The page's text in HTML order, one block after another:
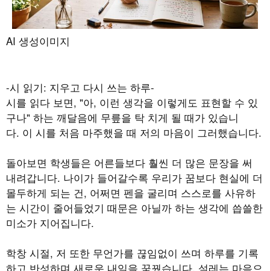
AI 생성이미지
-시 읽기: 지우고 다시 쓰는 하루-
시를 읽다 보면, "아, 이런 생각을 이렇게도 표현할 수 있
구나" 하는 깨달음에 무릎을 탁 치게 될 때가 있습니
다. 이 시를 처음 마주했을 때 저의 마음이 그러했습니다.
돌아보면 학생들은 어른들보다 훨씬 더 많은 문장을 써
내려갑니다. 나이가 들어갈수록 우리가 꿈보다 현실에 더
몰두하게 되는 건, 어쩌면 펜을 굴리며 스스로를 사유하
는 시간이 줄어들었기 때문은 아닐까 하는 생각에 씁쓸한
미소가 지어집니다.
학창 시절, 저 또한 무언가를 끊임없이 쓰며 하루를 기록
하고 반성하며 새로운 내일을 꿈꿨습니다. 설레는 마음으